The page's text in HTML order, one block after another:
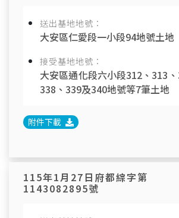
送出基地地號：
大安區仁愛段一小段94地號土地
接受基地地號：
大安區通化段六小段312、313
338、339及340地號等7筆土地
附件下載
115年1月27日府都綜字第
1143082895號